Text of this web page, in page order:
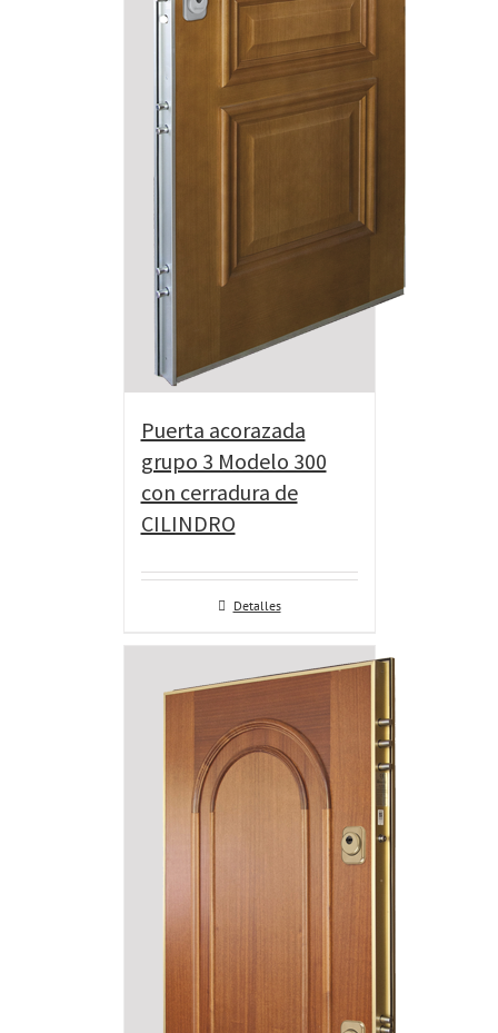
Puerta acorazada
grupo 3 Modelo 300
con cerradura de
CILINDRO
Detalles